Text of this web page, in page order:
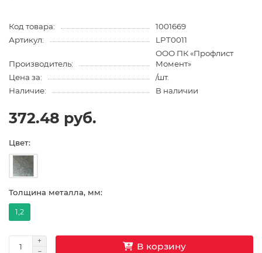
Код товара:
1001669
Артикул:
LPT0011
Производитель:
ООО ПК «Профлист
Момент»
Цена за:
/шт.
Наличие:
В наличии
372.48 руб.
Цвет:
Толщина металла, мм:
1,2
В корзину